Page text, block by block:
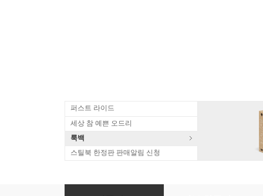
퍼스트 라이드
세상 참 예쁜 오드리
룩백
스틸북 한정판 판매알림 신청